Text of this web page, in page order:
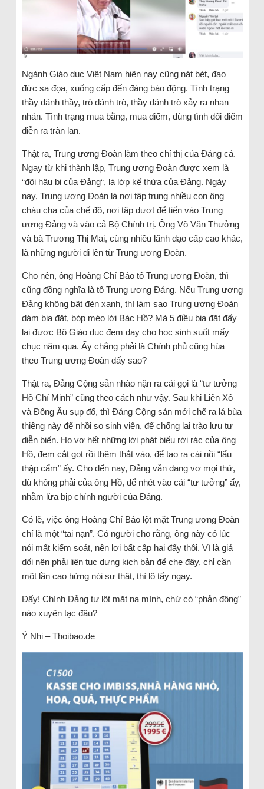
Ngành Giáo dục Việt Nam hiện nay cũng nát bét, đạo
đức sa đọa, xuống cấp đến đáng báo động. Tình trạng
thầy đánh thầy, trò đánh trò, thầy đánh trò xảy ra nhan
nhản. Tình trạng mua bằng, mua điểm, dùng tình đổi điểm
diễn ra tràn lan.
Thật ra, Trung ương Đoàn làm theo chỉ thị của Đảng cả.
Ngay từ khi thành lập, Trung ương Đoàn được xem là
“đội hậu bị của Đảng“, là lớp kế thừa của Đảng. Ngày
nay, Trung ương Đoàn là nơi tập trung nhiều con ông
cháu cha của chế độ, nơi tập dượt để tiến vào Trung
ương Đảng và vào cả Bộ Chính trị. Ông Võ Văn Thưởng
và bà Trương Thị Mai, cùng nhiều lãnh đạo cấp cao khác,
là những người đi lên từ Trung ương Đoàn.
Cho nên, ông Hoàng Chí Bảo tố Trung ương Đoàn, thì
cũng đồng nghĩa là tố Trung ương Đảng. Nếu Trung ương
Đảng không bật đèn xanh, thì làm sao Trung ương Đoàn
dám bịa đặt, bóp méo lời Bác Hồ? Mà 5 điều bịa đặt đấy
lại được Bộ Giáo dục đem dạy cho học sinh suốt mấy
chục năm qua. Ấy chẳng phải là Chính phủ cũng hùa
theo Trung ương Đoàn đấy sao?
Thật ra, Đảng Cộng sản nhào nặn ra cái gọi là “tư tưởng
Hồ Chí Minh” cũng theo cách như vậy. Sau khi Liên Xô
và Đông Âu sụp đổ, thì Đảng Cộng sản mới chế ra lá bùa
thiêng này để nhồi sọ sinh viên, để chống lại trào lưu tự
diễn biến. Họ vơ hết những lời phát biểu rời rác của ông
Hồ, đem cắt gọt rồi thêm thắt vào, để tạo ra cái nồi “lẩu
thập cẩm” ấy. Cho đến nay, Đảng vẫn đang vơ mọi thứ,
dù không phải của ông Hồ, để nhét vào cái “tư tưởng” ấy,
nhằm lừa bịp chính người của Đảng.
Có lẽ, việc ông Hoàng Chí Bảo lột mặt Trung ương Đoàn
chỉ là một “tai nạn”. Có người cho rằng, ông này có lúc
nói mất kiểm soát, nên lợi bất cập hại đấy thôi. Vì là giả
dối nên phải liên tục dựng kịch bản để che đậy, chỉ cần
một lần cao hứng nói sự thật, thì lộ tẩy ngay.
Đấy! Chính Đảng tự lột mặt nạ mình, chứ có “phản động”
nào xuyên tạc đâu?
Ý Nhi – Thoibao.de